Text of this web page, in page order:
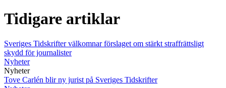
Tidigare artiklar
Sveriges Tidskrifter välkomnar förslaget om stärkt straffrättsligt
skydd för journalister
Nyheter
Nyheter
Tove Carlén blir ny jurist på Sveriges Tidskrifter